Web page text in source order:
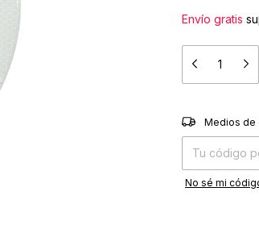
Envío gratis
Entregas para el
Medios de
No sé mi